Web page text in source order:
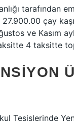
tarafından
çay
ve Kasım
4 taksitte
Tesislerinde